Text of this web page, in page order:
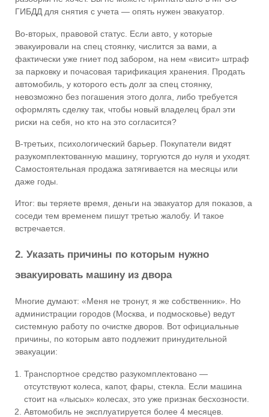
ГИБДД для снятия с учета — опять нужен эвакуатор.
Во-вторых, правовой статус. Если авто, у которые
эвакуировали на спец стоянку, числится за вами, а
фактически уже гниет под забором, на нем «висит» штраф
за парковку и почасовая тарификация хранения. Продать
автомобиль, у которого есть долг за спец стоянку,
невозможно без погашения этого долга, либо требуется
оформлять сделку так, чтобы новый владелец брал эти
риски на себя, но кто на это согласится?
В-третьих, психологический барьер. Покупатели видят
разукомплектованную машину, торгуются до нуля и уходят.
Самостоятельная продажа затягивается на месяцы или
даже годы.
Итог: вы теряете время, деньги на эвакуатор для показов, а
соседи тем временем пишут третью жалобу. И такое
встречается.
2. Указать причины по которым нужно
эвакуировать машину из двора
Многие думают: «Меня не тронут, я же собственник». Но
администрации городов (Москва, и подмосковье) ведут
системную работу по очистке дворов. Вот официальные
причины, по которым авто подлежит принудительной
эвакуации:
Транспортное средство разукомплектовано —
отсутствуют колеса, капот, фары, стекла. Если машина
стоит на «лысых» колесах, это уже признак бесхозности.
Автомобиль не эксплуатируется более 4 месяцев.